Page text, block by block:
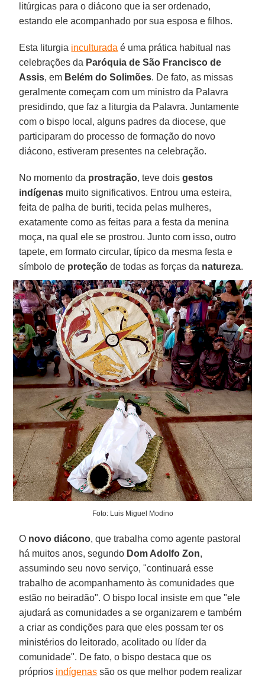
litúrgicas para o diácono que ia ser ordenado,
estando ele acompanhado por sua esposa e filhos.
Esta liturgia inculturada é uma prática habitual nas
celebrações da Paróquia de São Francisco de
Assis, em Belém do Solimões. De fato, as missas
geralmente começam com um ministro da Palavra
presidindo, que faz a liturgia da Palavra. Juntamente
com o bispo local, alguns padres da diocese, que
participaram do processo de formação do novo
diácono, estiveram presentes na celebração.
No momento da prostração, teve doisgestos
indígenas muito significativos. Entrou uma esteira,
feita de palha de buriti, tecida pelas mulheres,
exatamente como as feitas para a festa da menina
moça, na qual ele se prostrou. Junto com isso, outro
tapete, em formato circular, típico da mesma festa e
símbolo de proteção de todas as forças da natureza.
Foto: Luis Miguel Modino
O novo diácono, que trabalha como agente pastoral
há muitos anos, segundo Dom Adolfo Zon,
assumindo seu novo serviço, "continuará esse
trabalho de acompanhamento às comunidades que
estão no beiradão". O bispo local insiste em que "ele
ajudará as comunidades a se organizarem e também
a criar as condições para que eles possam ter os
ministérios do leitorado, acolitado ou líder da
comunidade". De fato, o bispo destaca que os
próprios indígenas são os que melhor podem realizar